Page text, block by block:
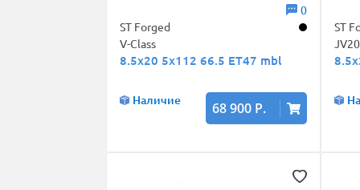
0
ST Forged
V-Class
8.5x20 5x112 66.5 ET47 mbl
Наличие 68 900 Р.
ST